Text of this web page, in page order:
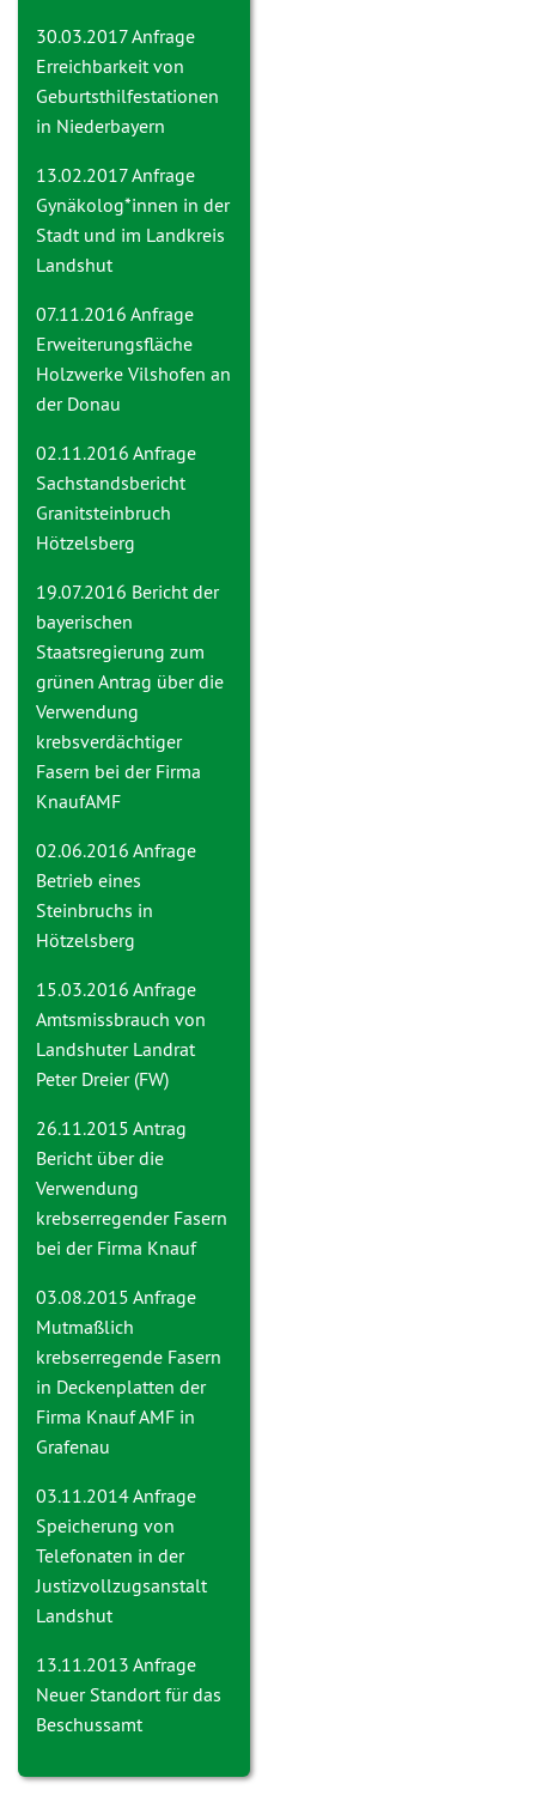
30.03.2017 Anfrage
Erreichbarkeit von
Geburtsthilfestationen
in Niederbayern
13.02.2017 Anfrage
Gynäkolog*innen in der
Stadt und im Landkreis
Landshut
07.11.2016 Anfrage
Erweiterungsfläche
Holzwerke Vilshofen an
der Donau
02.11.2016 Anfrage
Sachstandsbericht
Granitsteinbruch
Hötzelsberg
19.07.2016 Bericht der
bayerischen
Staatsregierung zum
grünen Antrag über die
Verwendung
krebsverdächtiger
Fasern bei der Firma
KnaufAMF
02.06.2016 Anfrage
Betrieb eines
Steinbruchs in
Hötzelsberg
15.03.2016 Anfrage
Amtsmissbrauch von
Landshuter Landrat
Peter Dreier (FW)
26.11.2015 Antrag
Bericht über die
Verwendung
krebserregender Fasern
bei der Firma Knauf
03.08.2015 Anfrage
Mutmaßlich
krebserregende Fasern
in Deckenplatten der
Firma Knauf AMF in
Grafenau
03.11.2014 Anfrage
Speicherung von
Telefonaten in der
Justizvollzugsanstalt
Landshut
13.11.2013 Anfrage
Neuer Standort für das
Beschussamt